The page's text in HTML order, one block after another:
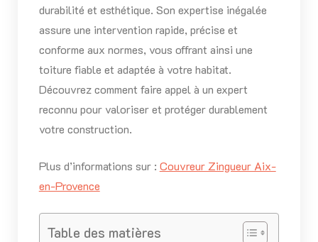
durabilité et esthétique. Son expertise inégalée
assure une intervention rapide, précise et
conforme aux normes, vous offrant ainsi une
toiture fiable et adaptée à votre habitat.
Découvrez comment faire appel à un expert
reconnu pour valoriser et protéger durablement
votre construction.
Plus d’informations sur : Couvreur Zingueur Aix-
en-Provence
Table des matières